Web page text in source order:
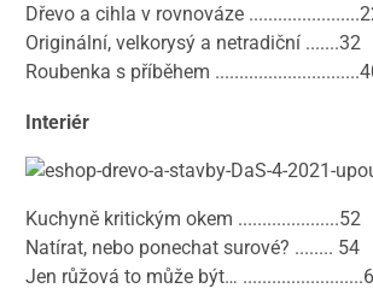
Dřevo a cihla v rovnováze
Originální, velkorysý a netradiční .......32
Roubenka s příběhem
Interiér
Kuchyně kritickým okem .....................52
Natírat, nebo ponechat surové? ........ 54
Jen růžová to může být…